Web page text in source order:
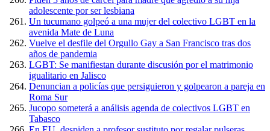
adolescente por ser lesbiana
Un tucumano golpeó a una mujer del colectivo LGBT en la
avenida Mate de Luna
Vuelve el desfile del Orgullo Gay a San Francisco tras dos
años de pandemia
LGBT: Se manifiestan durante discusión por el matrimonio
igualitario en Jalisco
Denuncian a policías que persiguieron y golpearon a pareja en
Roma Sur
Jucopo someterá a análisis agenda de colectivos LGBT en
Tabasco